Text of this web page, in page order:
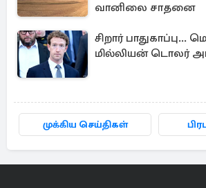
வானிலை சாதனை
சிறார் பாதுகாப்பு...
மில்லியன் டொலர்
முக்கிய செய்திகள்